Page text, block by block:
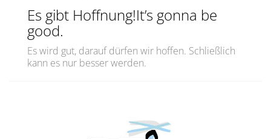
Es gibt Hoffnung!It’s gonna be
good.
Es wird gut, darauf dürfen wir hoffen. Schließlich
kann es nur besser werden.